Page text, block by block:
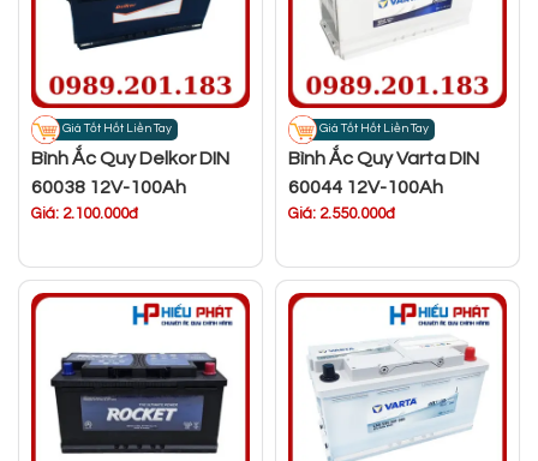
Giá Tốt Hốt Liền Tay
Bình Ắc Quy Delkor DIN
60038 12V-100Ah
Giá: 2.100.000đ
Giá Tốt Hốt Liền Tay
Bình Ắc Quy Varta DIN
60044 12V-100Ah
Giá: 2.550.000đ